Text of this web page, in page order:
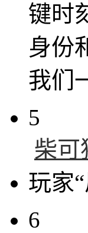
键时
身份
我们
5
柴可
玩家“
6